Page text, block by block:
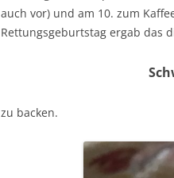
auch vor) und am 10. zum
Rettungsgeburtstag ergab das
zu backen.